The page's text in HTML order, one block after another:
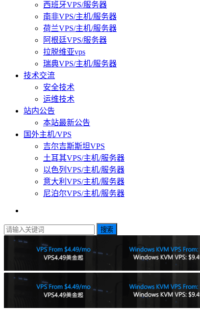
西班牙VPS/服务器
南非VPS/主机/服务器
荷兰VPS/主机/服务器
阿根廷VPS/服务器
拉脱维亚vps
瑞典VPS/主机/服务器
技术交流
安全技术
运维技术
站内公告
本站最新公告
国外主机/VPS
吉尔吉斯斯坦VPS
土耳其VPS/主机/服务器
以色列VPS/主机/服务器
意大利VPS/主机/服务器
尼泊尔VPS/主机/服务器
搜索